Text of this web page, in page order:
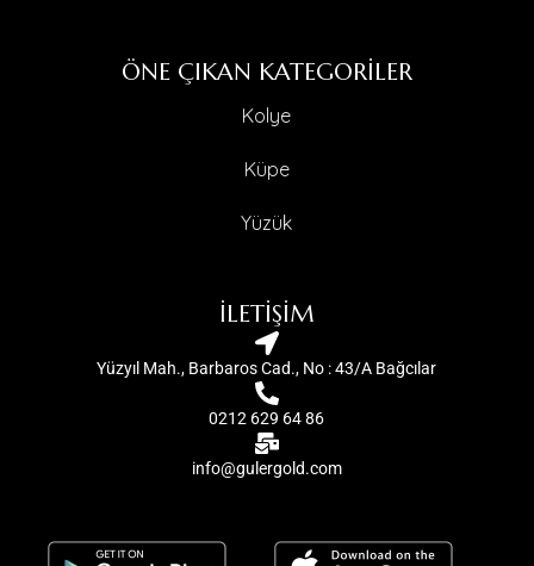
ÖNE ÇIKAN KATEGORİLER
Kolye
Küpe
Yüzük
İLETİŞİM
Yüzyıl Mah., Barbaros Cad., No : 43/A Bağcılar
0212 629 64 86
info@gulergold.com